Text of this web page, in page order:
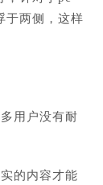
于两侧，这样
用户没有耐
的内容才能